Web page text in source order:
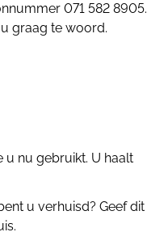
071 582 8905.
graag te woord.
u nu gebruikt. U haalt
u verhuisd? Geef dit